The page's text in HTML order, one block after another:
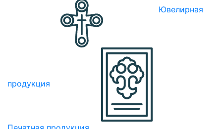
Ювелирная
продукция